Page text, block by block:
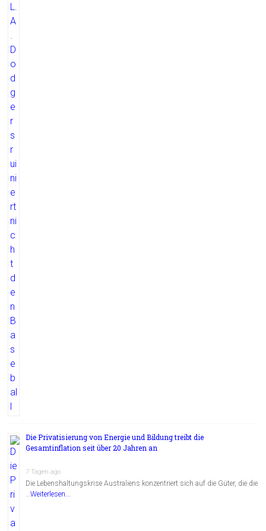
Die Privatisierung von Energie und Bildung treibt die
Gesamtinflation seit über 20 Jahren an
7 Tagen ago
Die Lebenshaltungskrise Australiens konzentriert sich auf die Güter, die die
…Weiterlesen...